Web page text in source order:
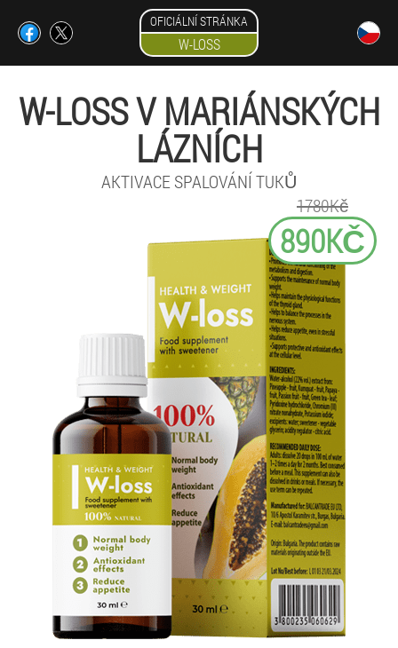
OFICIÁLNÍ STRÁNKA
W-LOSS
W-LOSS V MARIÁNSKÝCH
LÁZNÍCH
AKTIVACE SPALOVÁNÍ TUKŮ
1780Kč
890KČ